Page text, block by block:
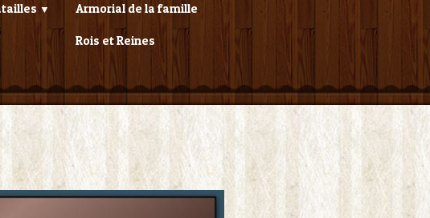
▼ Armorial de la famille
Rois et Reines